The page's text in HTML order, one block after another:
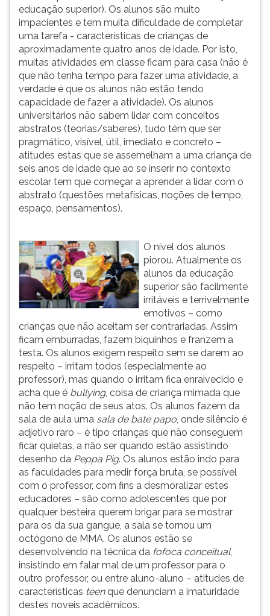
educação superior). Os alunos são muito
impacientes e tem muita dificuldade de completar
uma tarefa - características de crianças de
aproximadamente quatro anos de idade. Por isto,
muitas atividades em classe ficam para casa (não é
que não tenha tempo para fazer uma atividade, a
verdade é que os alunos não estão tendo
capacidade de fazer a atividade). Os alunos
universitários não sabem lidar com conceitos
abstratos (teorias/saberes), tudo têm que ser
pragmático, visível, útil, imediato e concreto –
atitudes estas que se assemelham a uma criança de
seis anos de idade que ao se inserir no contexto
escolar tem que começar a aprender a lidar com o
abstrato (questões metafísicas, noções de tempo,
espaço, pensamentos).
O nível dos alunos
piorou. Atualmente os
alunos da educação
superior são facilmente
irritáveis e terrivelmente
emotivos – como
crianças que não aceitam ser contrariadas. Assim
ficam emburradas, fazem biquinhos e franzem a
testa. Os alunos exigem respeito sem se darem ao
respeito – irritam todos (especialmente ao
professor), mas quando o irritam fica enraivecido e
acha que é bullying, coisa de criança mimada que
não tem noção de seus atos. Os alunos fazem da
sala de aula uma sala de bate papo, onde silêncio é
adjetivo raro – é tipo crianças que não conseguem
ficar quietas, a não ser quando estão assistindo
desenho da Peppa Pig. Os alunos estão indo para
as faculdades para medir força bruta, se possível
com o professor, com fins a desmoralizar estes
educadores – são como adolescentes que por
qualquer besteira querem brigar para se mostrar
para os da sua gangue, a sala se tornou um
octógono de MMA. Os alunos estão se
desenvolvendo na técnica da fofoca conceitual,
insistindo em falar mal de um professor para o
outro professor, ou entre aluno-aluno – atitudes de
características teenque denunciam a imaturidade
destes noveis acadêmicos.